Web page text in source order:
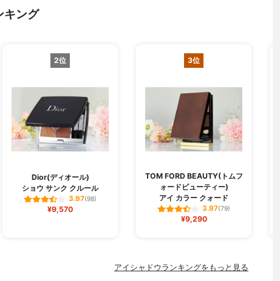
キング
2位
Dior(ディオール)
ショウ サンク クルール
3.97(98)
¥9,570
3位
TOM FORD BEAUTY(トムフ
ォードビューティー)
アイ カラー クォード
3.97(79)
¥9,290
アイシャドウランキングをもっと見る